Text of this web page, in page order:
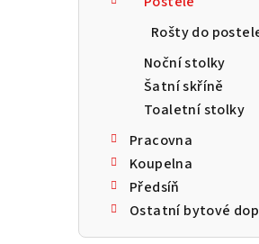
Rošty do
Noční stolky
Šatní skříně
Toaletní stolky
Pracovna
Koupelna
Předsíň
Ostatní bytové